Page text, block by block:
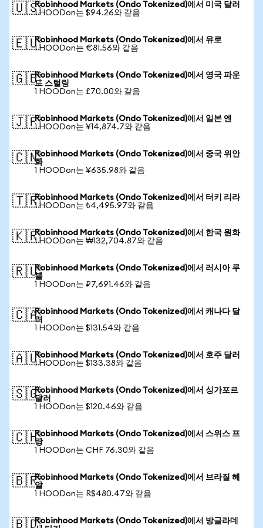
🇺🇸Robinhood Markets (Ondo Tokenized)에서 미국 달러
1 HOODon는 $94.26와 같음
🇪🇺Robinhood Markets (Ondo Tokenized)에서 유로
1 HOODon는 €81.56와 같음
🇬🇧Robinhood Markets (Ondo Tokenized)에서 영국 파운
드 스털링
1 HOODon는 £70.00와 같음
🇯🇵Robinhood Markets (Ondo Tokenized)에서 일본 엔
1 HOODon는 ¥14,874.7와 같음
🇨🇳Robinhood Markets (Ondo Tokenized)에서 중국 위안
화
1 HOODon는 ¥635.98와 같음
🇹🇷Robinhood Markets (Ondo Tokenized)에서 터키 리라
1 HOODon는 ₺4,495.97와 같음
🇰🇷Robinhood Markets (Ondo Tokenized)에서 한국 원화
1 HOODon는 ₩132,704.87와 같음
🇷🇺Robinhood Markets (Ondo Tokenized)에서 러시아 루
블
1 HOODon는 ₽7,691.46와 같음
🇨🇦Robinhood Markets (Ondo Tokenized)에서 캐나다 달
러
1 HOODon는 $131.54와 같음
🇦🇺Robinhood Markets (Ondo Tokenized)에서 호주 달러
1 HOODon는 $133.38와 같음
🇸🇬Robinhood Markets (Ondo Tokenized)에서 싱가포르
달러
1 HOODon는 $120.46와 같음
🇨🇭Robinhood Markets (Ondo Tokenized)에서 스위스 프
랑
1 HOODon는 CHF 76.30와 같음
🇧🇷Robinhood Markets (Ondo Tokenized)에서 브라질 헤
알
1 HOODon는 R$480.47와 같음
🇧🇩Robinhood Markets (Ondo Tokenized)에서 방글라데